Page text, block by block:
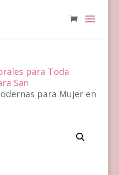
para Toda
San
para Mujer en